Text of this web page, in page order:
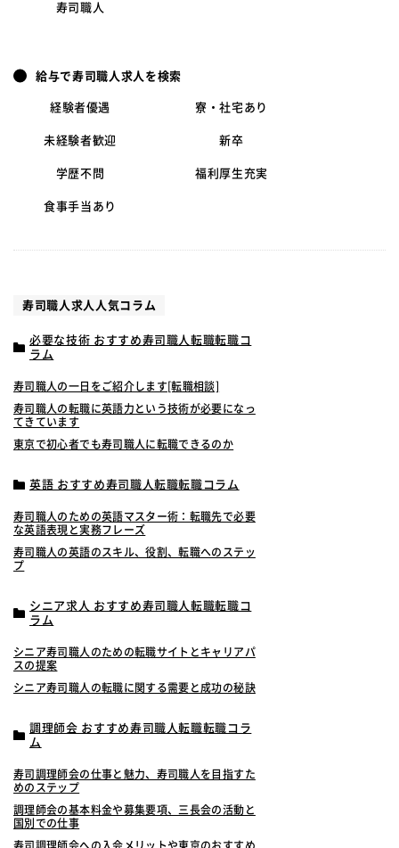
寿司職人
給与で寿司職人求人を検索
経験者優遇 寮・社宅あり
未経験者歓迎 新卒
学歴不問 福利厚生充実
食事手当あり
寿司職人求人人気コラム
必要な技術 おすすめ寿司職人転職転職コ
ラム
寿司職人の一日をご紹介します[転職相談]
寿司職人の転職に英語力という技術が必要になっ
てきています
東京で初心者でも寿司職人に転職できるのか
英語 おすすめ寿司職人転職転職コラム
寿司職人のための英語マスター術：転職先で必要
な英語表現と実務フレーズ
寿司職人の英語のスキル、役割、転職へのステッ
プ
シニア求人 おすすめ寿司職人転職転職コ
ラム
シニア寿司職人のための転職サイトとキャリアパ
スの提案
シニア寿司職人の転職に関する需要と成功の秘訣
調理師会 おすすめ寿司職人転職転職コラ
ム
寿司調理師会の仕事と魅力、寿司職人を目指すた
めのステップ
調理師会の基本料金や募集要項、三長会の活動と
国別での仕事
寿司調理師会への入会メリットや東京のおすすめ